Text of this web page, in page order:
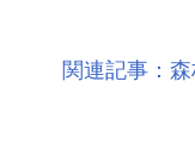
関連記事：